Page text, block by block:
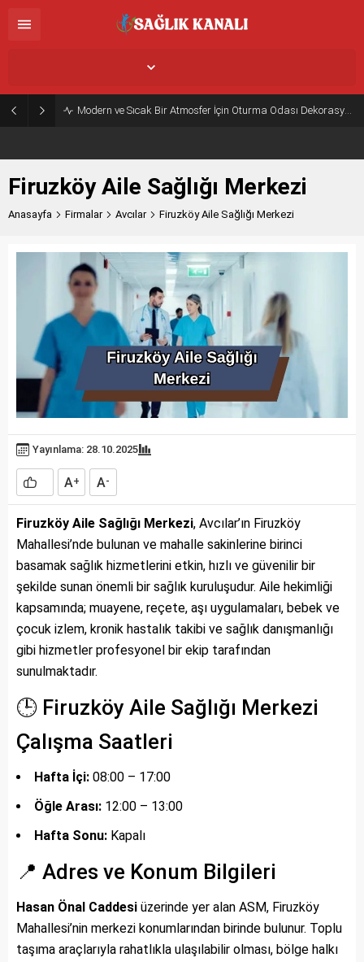
Modern ve Sıcak Bir Atmosfer İçin Oturma Odası Dekorasyon Önerileri
Firuzköy Aile Sağlığı Merkezi
Anasayfa Firmalar Avcılar Firuzköy Aile Sağlığı Merkezi
Yayınlama: 28.10.2025
A+ A-
Firuzköy Aile Sağlığı Merkezi, Avcılar’ın Firuzköy
Mahallesi’nde bulunan ve mahalle sakinlerine birinci
basamak sağlık hizmetlerini etkin, hızlı ve güvenilir bir
şekilde sunan önemli bir sağlık kuruluşudur. Aile hekimliği
kapsamında; muayene, reçete, aşı uygulamaları, bebek ve
çocuk izlem, kronik hastalık takibi ve sağlık danışmanlığı
gibi hizmetler profesyonel bir ekip tarafından
sunulmaktadır.
🕒 Firuzköy Aile Sağlığı Merkezi
Çalışma Saatleri
Hafta İçi: 08:00 – 17:00
Öğle Arası: 12:00 – 13:00
Hafta Sonu: Kapalı
📍 Adres ve Konum Bilgileri
Hasan Önal Caddesi üzerinde yer alan ASM, Firuzköy
Mahallesi’nin merkezi konumlarından birinde bulunur. Toplu
taşıma araçlarıyla rahatlıkla ulaşılabilir olması, bölge halkı